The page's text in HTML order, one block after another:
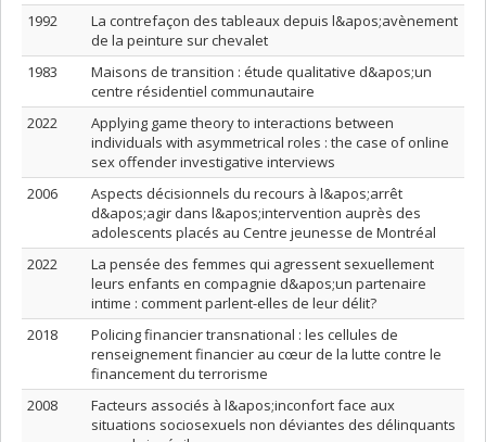
1992
La contrefaçon des tableaux depuis l&apos;avènement
de la peinture sur chevalet
1983
Maisons de transition : étude qualitative d&apos;un
centre résidentiel communautaire
2022
Applying game theory to interactions between
individuals with asymmetrical roles : the case of online
sex offender investigative interviews
2006
Aspects décisionnels du recours à l&apos;arrêt
d&apos;agir dans l&apos;intervention auprès des
adolescents placés au Centre jeunesse de Montréal
2022
La pensée des femmes qui agressent sexuellement
leurs enfants en compagnie d&apos;un partenaire
intime : comment parlent-elles de leur délit?
2018
Policing financier transnational : les cellules de
renseignement financier au cœur de la lutte contre le
financement du terrorisme
2008
Facteurs associés à l&apos;inconfort face aux
situations sociosexuels non déviantes des délinquants